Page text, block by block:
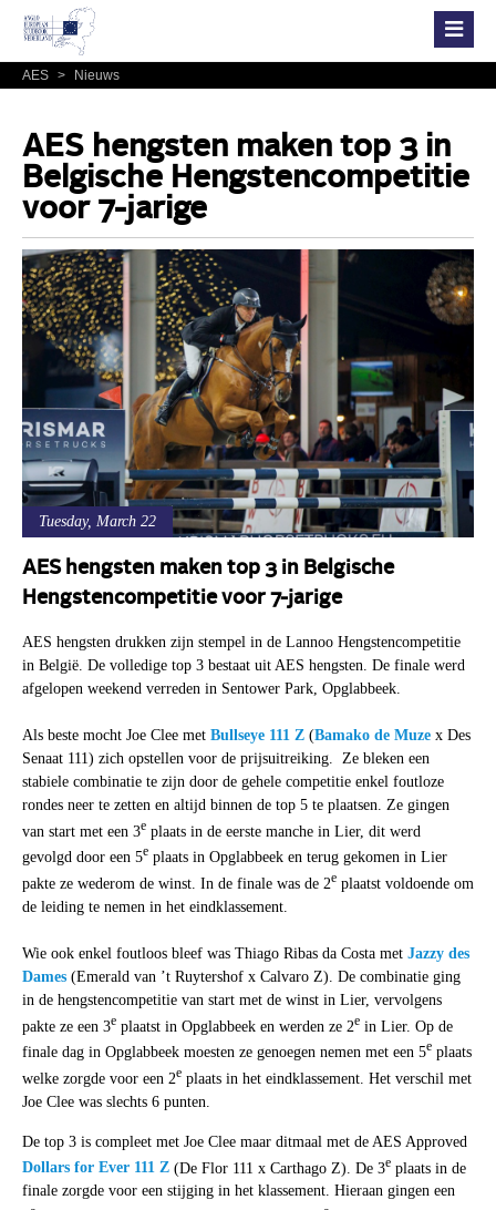
AES > Nieuws
AES hengsten maken top 3 in
Belgische Hengstencompetitie
voor 7-jarige
Tuesday, March 22
AES hengsten maken top 3 in Belgische
Hengstencompetitie voor 7-jarige
AES hengsten drukken zijn stempel in de Lannoo Hengstencompetitie
in België. De volledige top 3 bestaat uit AES hengsten. De finale werd
afgelopen weekend verreden in Sentower Park, Opglabbeek.
Als beste mocht Joe Clee met Bullseye 111 Z(Bamako de Muzex Des
Senaat 111) zich opstellen voor de prijsuitreiking. Ze bleken een
stabiele combinatie te zijn door de gehele competitie enkel foutloze
rondes neer te zetten en altijd binnen de top 5 te plaatsen. Ze gingen
van start met een 3eplaats in de eerste manche in Lier, dit werd
gevolgd door een 5eplaats in Opglabbeek en terug gekomen in Lier
pakte ze wederom de winst. In de finale was de 2eplaatst voldoende om
de leiding te nemen in het eindklassement.
Wie ook enkel foutloos bleef was Thiago Ribas da Costa met Jazzy des
Dames(Emerald van ’t Ruytershof x Calvaro Z). De combinatie ging
in de hengstencompetitie van start met de winst in Lier, vervolgens
pakte ze een 3eplaatst in Opglabbeek en werden ze 2ein Lier. Op de
finale dag in Opglabbeek moesten ze genoegen nemen met een 5eplaats
welke zorgde voor een 2eplaats in het eindklassement. Het verschil met
Joe Clee was slechts 6 punten.
De top 3 is compleet met Joe Clee maar ditmaal met de AES Approved
Dollars for Ever 111 Z(De Flor 111 x Carthago Z). De 3eplaats in de
finale zorgde voor een stijging in het klassement. Hieraan gingen een